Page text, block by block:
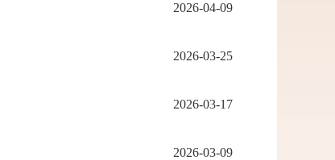
2026-04-09
2026-03-25
2026-03-17
2026-03-09